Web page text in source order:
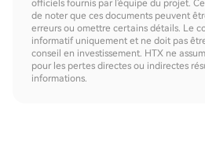
officiels fournis par l'équipe du projet.
de noter que ces documents peuvent
erreurs ou omettre certains détails. Le
informatif uniquement et ne doit pas
conseil en investissement. HTX ne
pour les pertes directes ou indirectes
informations.